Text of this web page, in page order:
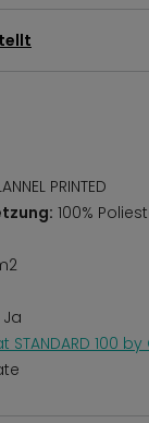
PRINTED
100%
Ja
STANDARD 100 by